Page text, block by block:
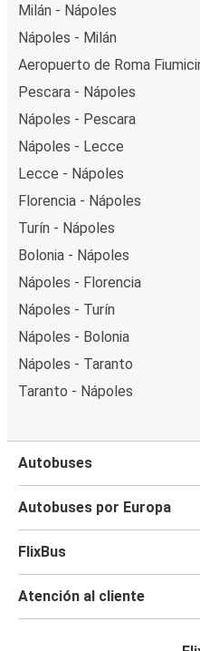
Milán - Nápoles
Nápoles - Milán
Aeropuerto de Roma
Pescara - Nápoles
Nápoles - Pescara
Nápoles - Lecce
Lecce - Nápoles
Florencia - Nápoles
Turín - Nápoles
Bolonia - Nápoles
Nápoles - Florencia
Nápoles - Turín
Nápoles - Bolonia
Nápoles - Taranto
Taranto - Nápoles
Autobuses
Autobuses por Europa
FlixBus
Atención al cliente